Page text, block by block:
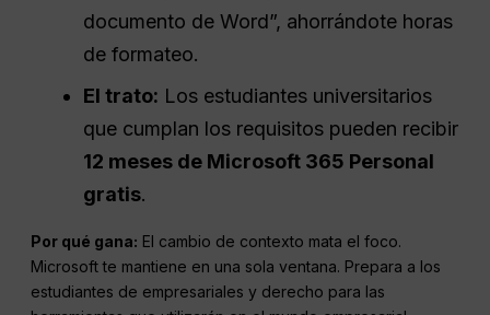
documento de Word”, ahorrándote horas
de formateo.
El trato: Los estudiantes universitarios
que cumplan los requisitos pueden recibir
12 meses de Microsoft 365 Personal
gratis.
Por qué gana: El cambio de contexto mata el foco.
Microsoft te mantiene en una sola ventana. Prepara a los
estudiantes de empresariales y derecho para las